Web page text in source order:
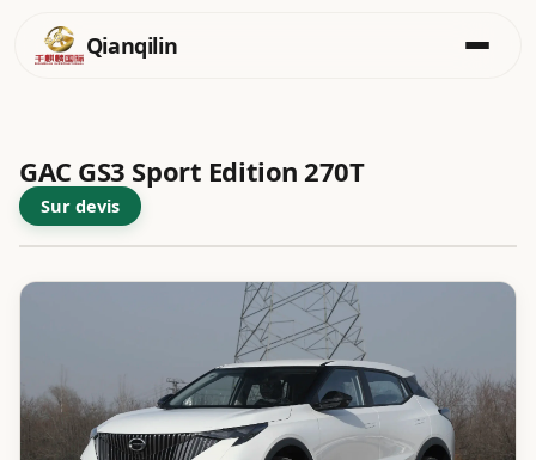
contenu
Qianqilin
GAC GS3 Sport Edition 270T
Sur devis